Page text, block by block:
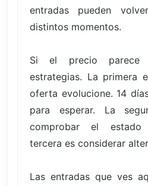
entradas pueden
distintos momentos.
Si el precio parece
estrategias. La primera
oferta evolucione. 14
para esperar. La
comprobar el estado
tercera es considerar
Las entradas que ves